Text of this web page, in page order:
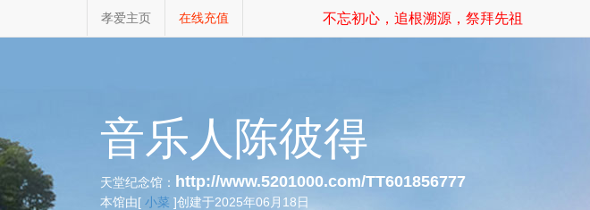
孝爱主页 在线充值 不忘初心，追根溯源，祭拜先祖，家道斐然！
音乐人陈彼得
天堂纪念馆： http://www.5201000.com/TT601856777
本馆由[ 小菜 ]创建于2025年06月18日